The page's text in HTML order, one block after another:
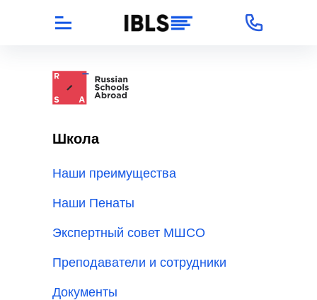
Школа
Наши преимущества
Наши Пенаты
Экспертный совет МШСО
Преподаватели и сотрудники
Документы